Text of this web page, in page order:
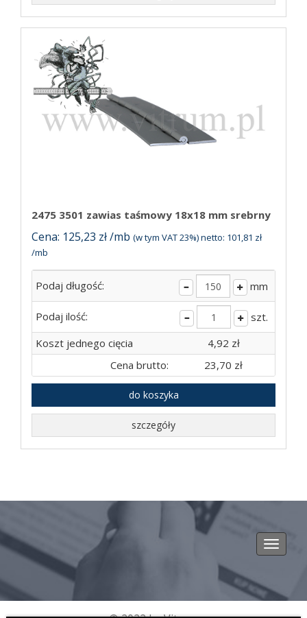
2475 3501 zawias taśmowy 18x18 mm srebrny
Cena: 125,23 zł /mb (w tym VAT 23%) netto: 101,81 zł
/mb
Podaj długość: mm
Podaj ilość:
szt.
Koszt jednego cięcia
4,92 zł
Cena brutto:
23,70 zł
do koszyka
szczegóły
Toggle